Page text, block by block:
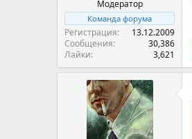
Модератор
Команда форума
Регистрация
13.12.2009
Сообщения
30,386
Лайки
3,621